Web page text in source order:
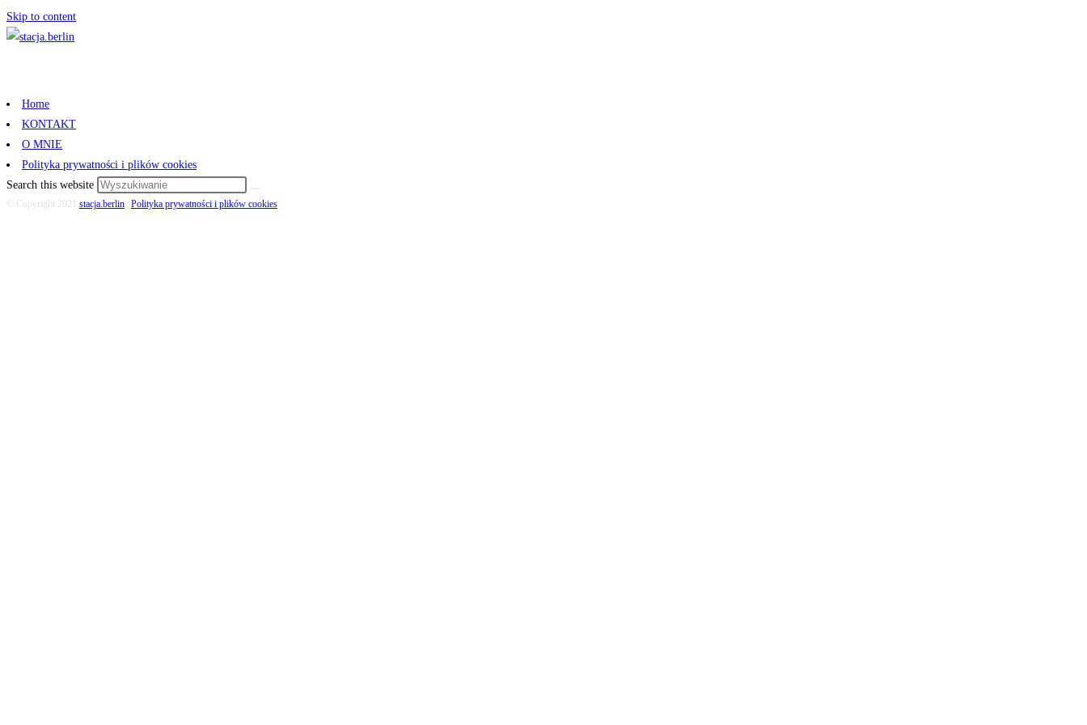
Skip to content
Home
KONTAKT
O MNIE
Polityka prywatności i plików cookies
Search this website
© Copyright 2021 stacja.berlin Polityka prywatności i plików cookies